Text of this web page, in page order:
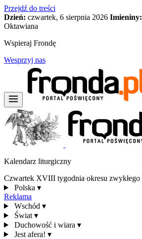
Przejdź do treści
Dzień: czwartek, 6 sierpnia 2026 Imieniny:
Oktawiana
Wspieraj Frondę
Wesprzyj nas
Kalendarz liturgiczny
Czwartek XVIII tygodnia okresu zwykłego
Polska ▾
Reklama
Wschód ▾
Świat ▾
Duchowość i wiara ▾
Jest afera! ▾